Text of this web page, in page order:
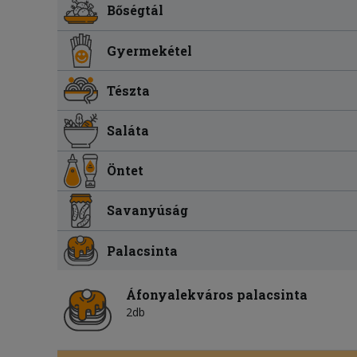
Bőségtál
Gyermekétel
Tészta
Saláta
Öntet
Savanyúság
Palacsinta
Áfonyalekváros palacsinta
2db